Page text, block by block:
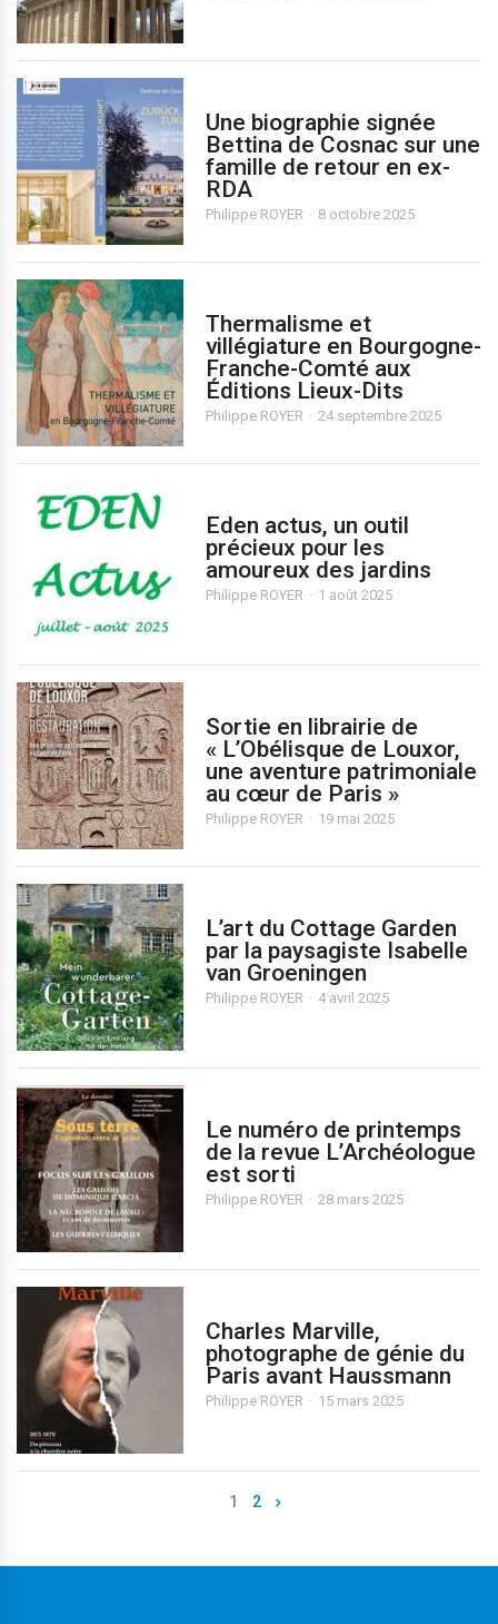
Une biographie signée
Bettina de Cosnac sur une
famille de retour en ex-
RDA
Philippe ROYER 8 octobre 2025
Thermalisme et
villégiature en Bourgogne-
Franche-Comté aux
Éditions Lieux-Dits
Philippe ROYER 24 septembre 2025
Eden actus, un outil
précieux pour les
amoureux des jardins
Philippe ROYER 1 août 2025
Sortie en librairie de
« L’Obélisque de Louxor,
une aventure patrimoniale
au cœur de Paris »
Philippe ROYER 19 mai 2025
L’art du Cottage Garden
par la paysagiste Isabelle
van Groeningen
Philippe ROYER 4 avril 2025
Le numéro de printemps
de la revue L’Archéologue
est sorti
Philippe ROYER 28 mars 2025
Charles Marville,
photographe de génie du
Paris avant Haussmann
Philippe ROYER 15 mars 2025
1 2